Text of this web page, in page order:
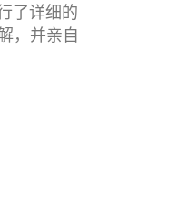
了详细的
，并亲自